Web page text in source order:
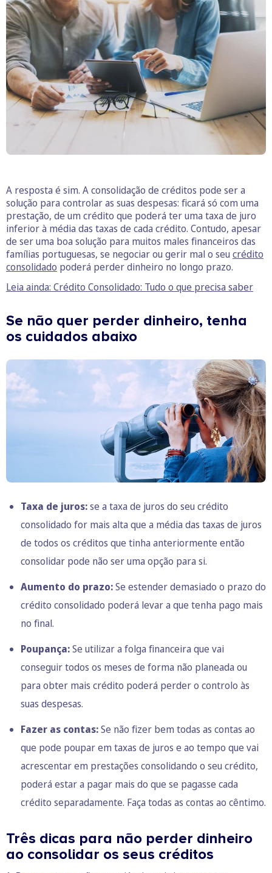
A resposta é sim. A consolidação de créditos pode ser a
solução para controlar as suas despesas: ficará só com uma
prestação, de um crédito que poderá ter uma taxa de juro
inferior à média das taxas de cada crédito. Contudo, apesar
de ser uma boa solução para muitos males financeiros das
famílias portuguesas, se negociar ou gerir mal o seu crédito
consolidado poderá perder dinheiro no longo prazo.
Leia ainda: Crédito Consolidado: Tudo o que precisa saber
Se não quer perder dinheiro, tenha
os cuidados abaixo
Taxa de juros:se a taxa de juros do seu crédito
consolidado for mais alta que a média das taxas de juros
de todos os créditos que tinha anteriormente então
consolidar pode não ser uma opção para si.
Aumento do prazo:Se estender demasiado o prazo do
crédito consolidado poderá levar a que tenha pago mais
no final.
Poupança:Se utilizar a folga financeira que vai
conseguir todos os meses de forma não planeada ou
para obter mais crédito poderá perder o controlo às
suas despesas.
Fazer as contas:Se não fizer bem todas as contas ao
que pode poupar em taxas de juros e ao tempo que vai
acrescentar em prestações consolidando o seu crédito,
poderá estar a pagar mais do que se pagasse cada
crédito separadamente. Faça todas as contas ao cêntimo.
Três dicas para não perder dinheiro
ao consolidar os seus créditos